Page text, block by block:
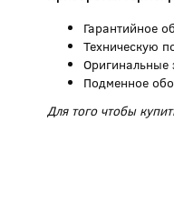
Гарантийное
Техническую
Оригинальные
Подменное
Для того чтобы